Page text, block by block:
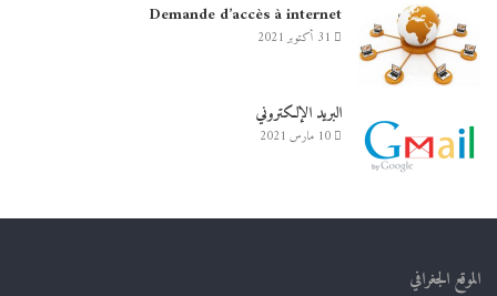
Demande d’accès à internet
31 أكتوبر 2021
البريد الإلكتروني
10 مارس 2021
الموقع الجغرافي